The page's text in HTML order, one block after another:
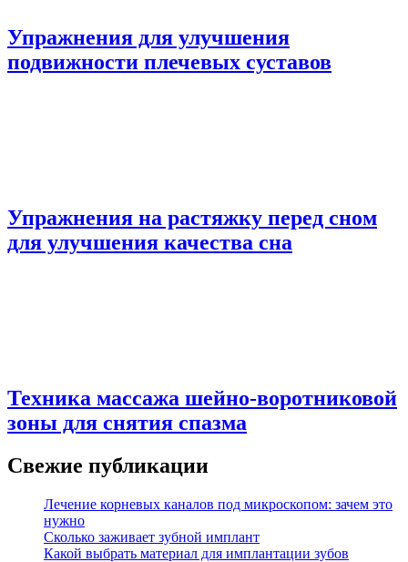
Упражнения для улучшения
подвижности плечевых суставов
Упражнения на растяжку перед сном
для улучшения качества сна
Техника массажа шейно-воротниковой
зоны для снятия спазма
Свежие публикации
Лечение корневых каналов под микроскопом: зачем это
нужно
Сколько заживает зубной имплант
Какой выбрать материал для имплантации зубов